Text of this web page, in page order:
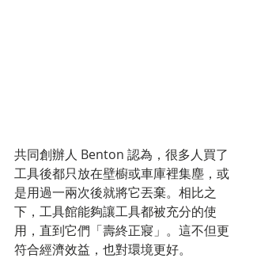
共同創辦人 Benton 認為，很多人買了
工具後都只放在壁櫥或車庫裡集塵，或
是用過一兩次後就將它丟棄。相比之
下，工具館能夠讓工具都被充分的使
用，直到它們「壽終正寢」。這不但更
符合經濟效益，也對環境更好。